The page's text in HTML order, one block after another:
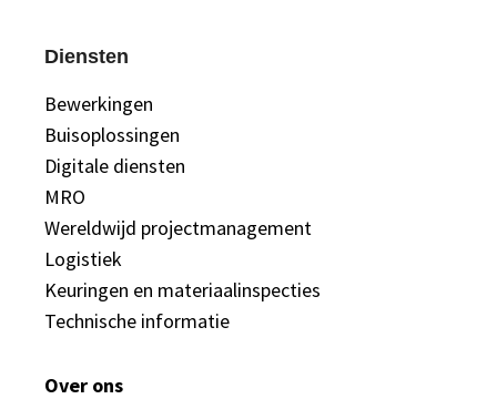
Diensten
Bewerkingen
Buisoplossingen
Digitale diensten
MRO
Wereldwijd projectmanagement
Logistiek
Keuringen en materiaalinspecties
Technische informatie
Over ons